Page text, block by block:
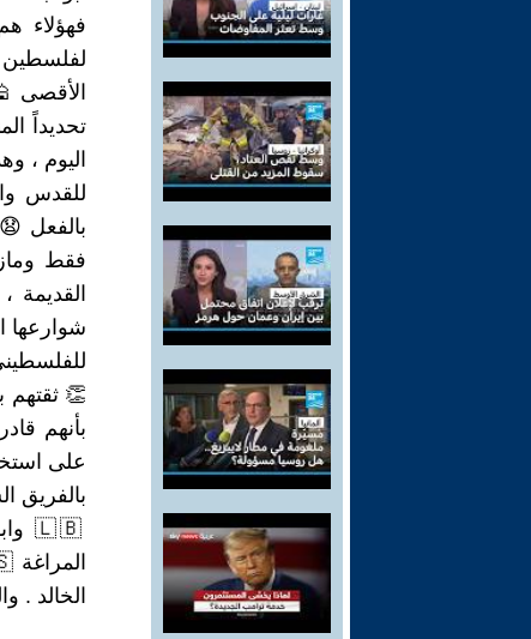
فهؤلاء
الأقصى
تحديداً
اليوم ،
للقدس
فقط
شوارعها
👏 ثقتهم
بأنهم
على
الخالد .